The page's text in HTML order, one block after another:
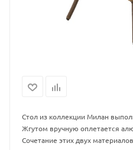
Стол из коллекции Милан
Жгутом вручную оплетается
Сочетание этих двух